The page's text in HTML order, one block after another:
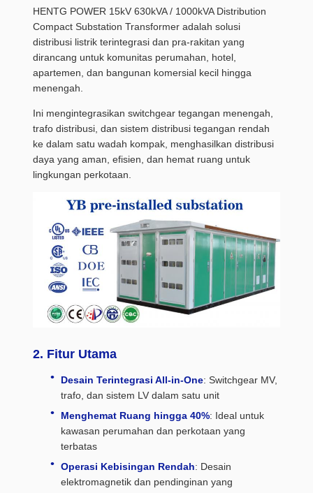
HENTG POWER 15kV 630kVA / 1000kVA Distribution
Compact Substation Transformer adalah solusi
distribusi listrik terintegrasi dan pra-rakitan yang
dirancang untuk komunitas perumahan, hotel,
apartemen, dan bangunan komersial kecil hingga
menengah.
Ini mengintegrasikan switchgear tegangan menengah,
trafo distribusi, dan sistem distribusi tegangan rendah
ke dalam satu wadah kompak, menghasilkan distribusi
daya yang aman, efisien, dan hemat ruang untuk
lingkungan perkotaan.
2. Fitur Utama
Desain Terintegrasi All-in-One: Switchgear MV,
trafo, dan sistem LV dalam satu unit
Menghemat Ruang hingga 40%: Ideal untuk
kawasan perumahan dan perkotaan yang
terbatas
Operasi Kebisingan Rendah: Desain
elektromagnetik dan pendinginan yang